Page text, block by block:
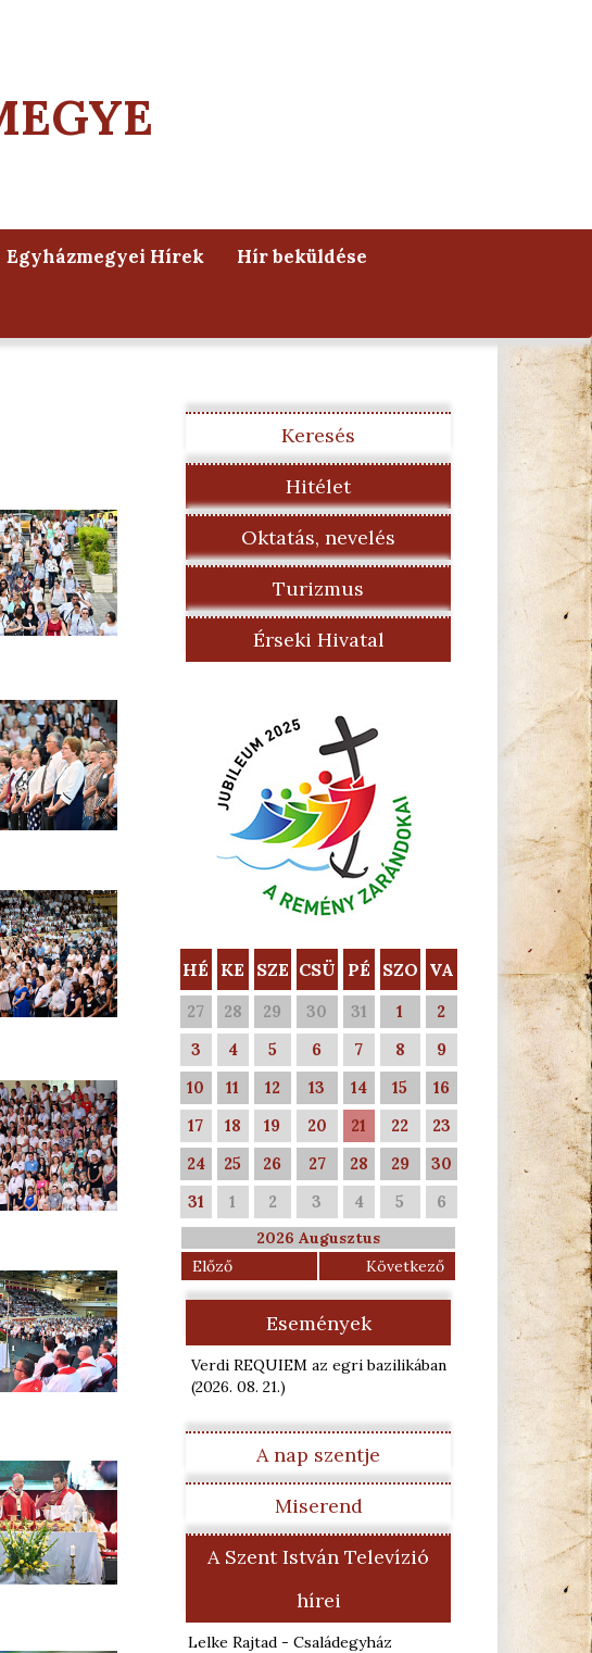
Egyházmegyei Hírek Hír beküldése
Keresés
Hitélet
Oktatás, nevelés
Turizmus
Érseki Hivatal
HÉ KE SZE CSÜ PÉ SZO VA
27 28 29 30 31 1
2
3
4 5 6 7 8
9
10
11 12 13 14 15
16
17
18 19 20 21 22
23
24
25 26 27 28 29
30
31
1 2 3 4 5 6
2026 Augusztus
Előző
Következő
Események
Verdi REQUIEM az egri bazilikában
(2026. 08. 21.)
A nap szentje
Miserend
A Szent István Televízió
hírei
Lelke Rajtad - Családegyház